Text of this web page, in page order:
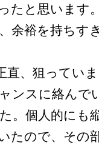
たと思います
余裕を持ちす
、狙ってい
ンスに絡んで
。個人的にも
たので、その